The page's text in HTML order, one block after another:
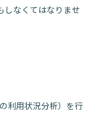
しなくてはなりませ
利用状況分析）を行